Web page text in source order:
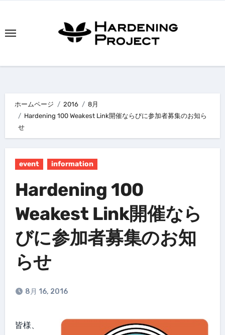
を
ホームページ 2016
8月
Hardening 100 Weakest Link開催ならびに参加者募集のお知ら
せ
event information
Hardening 100
Weakest Link開催なら
びに参加者募集のお知
らせ
8月 16, 2016
皆様、